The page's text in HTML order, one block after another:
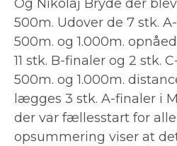
Og Nikolaj Bryde der blev
500m. Udover de 7 stk.
500m. og 1.000m.
11 stk. B-finaler og 2 stk.
500m. og 1.000m.
lægges 3 stk. A-finaler i
der var fællesstart for
opsummering viser at